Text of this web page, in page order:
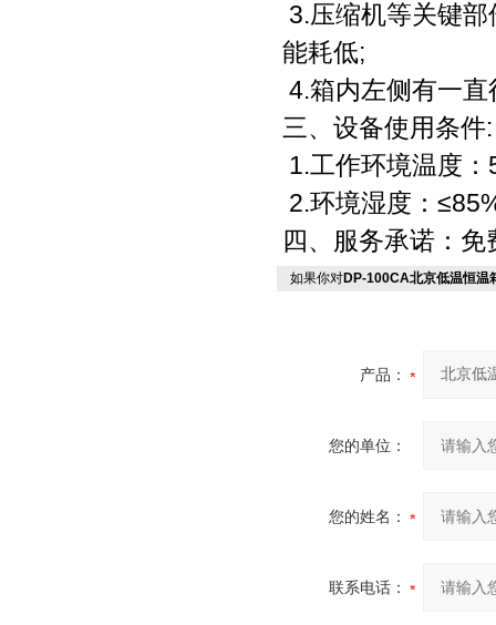
3.压缩机等关键
能耗低;
4.箱内左侧有一
三、设备使用条件:
1.工作环境温度
2.环境湿度：
四、服务承诺：
如果你对DP-100CA北京低温恒温
产品：
您的单位：
您的姓名：
联系电话：